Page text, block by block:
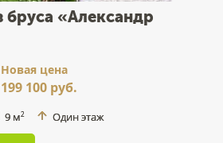
бруса «Александр
Новая цена
199 100 руб.
9 м2 Один этаж